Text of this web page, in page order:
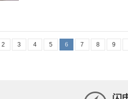
2 3 4 5 6 7 8 9